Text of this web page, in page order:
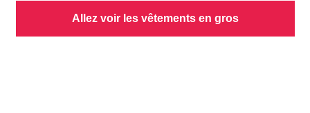
Allez voir les vêtements en gros